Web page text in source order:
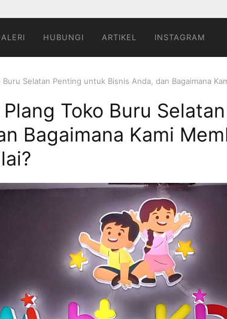
HUBUNGI ARTIKEL INSTAGRAM
Selatan Penting untuk Bisnis Anda, dan Bagaimana
Toko Buru
Bagaimana Kami